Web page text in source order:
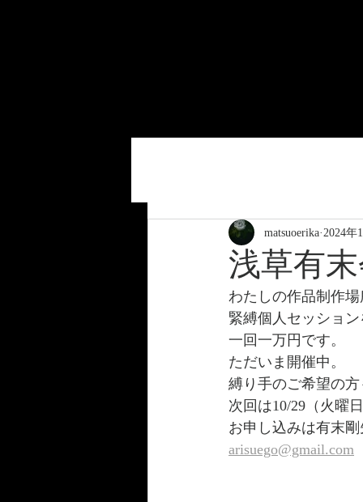
浅草有
matsuoerika 2024年
わたしの作品制作
緊縛個人セッショ
一回一万円です。
ただいま開催中。
縛り手のご希望の
次回は10/29（火曜
お申し込みは有末
arisuego@gmail.com